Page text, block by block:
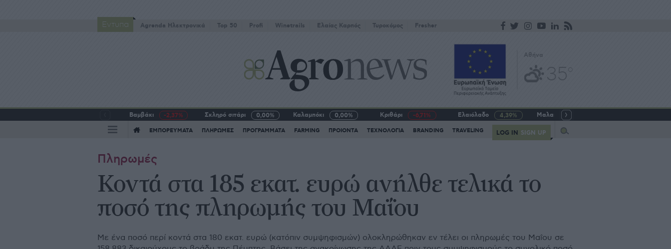
Έντυπα Agrenda Ηλεκτρονικά Top 50 Profi Winetrails Eλαίας Καρπός Τυροκόμος Fresher
Βαμβάκι -2,37% Σκληρό σιτάρι 0,00% Καλαμπόκι 0,00% Κριθάρι -6,71% Ελαιόλαδο 4,39% Μαλακό σιτάρι
ΕΜΠΟΡΕΥΜΑΤΑ ΠΛΗΡΩΜΕΣ ΠΡΟΓΡΑΜΜΑΤΑ FARMING ΠΡΟΙΟΝΤΑ ΤΕΧΝΟΛΟΓΙΑ BRANDING TRAVELING LOG IN SIGN UP
Πληρωμές
Κοντά στα 185 εκατ. ευρώ ανήλθε τελικά το
ποσό της πληρωμής του Μαΐου
Με ένα ποσό περί κοντά στα 180 εκατ. ευρώ (κατόπιν συμψηφισμών) ολοκληρώθηκαν εν τέλει οι πληρωμές του Μαΐου σε